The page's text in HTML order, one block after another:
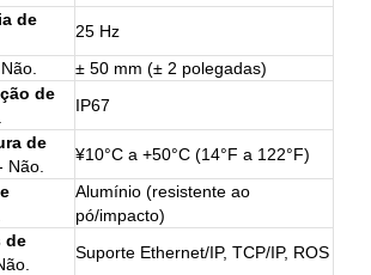
de
25 Hz
± 50 mm (± 2 polegadas)
de
IP67
de
Não.
¥10°C a +50°C (14°F a 122°F)
Alumínio (resistente ao
pó/impacto)
de
Suporte Ethernet/IP, TCP/IP, ROS